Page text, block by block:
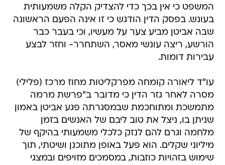
המשפט כי אין בכך כדי להצדיק הקלה משמעותית
בעונש. בפסק הדין הודגש כי זו אינה הפעם הראשונה
שבה אביטן מביע צער על מעשיו, וכי בעבר כבר
הורשע, ריצה עונשי מאסר, השתחרר- וחזר לבצע
עבירות דומות.
עו"ד ליאורה קומחה מפרקליטות מחוז מרכז (פלילי)
מסרה לאחר גזר הדין כי מדובר ב"פרשת מרמה
מתמשכת ומתוחכמת שבמסגרתה פגע אביטן באמון
שניתן בו, ניצל את טוב ליבם של האנשים בזמן
מלחמה וגרם להם לנזק כלכלי משמעותי בהיקף של
מיליוני שקלים. הוא פעל באופן מתוכנן ושיטתי, תוך
שימוש בזהויות כוזבות, במסמכים מזויפים ובמצגי